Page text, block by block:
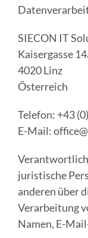
SIECON IT
Kaisergasse
4020 Linz
Österreich
Telefon: +43
E-Mail:
juristische
anderen über
Verarbeitung
Namen, E-